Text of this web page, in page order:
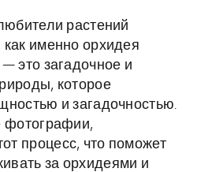
растений
именно орхидея
это загадочное и
которое
и загадочностью.
фотографии,
процесс, что поможет
за орхидеями и